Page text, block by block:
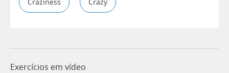
Exercícios em vídeo